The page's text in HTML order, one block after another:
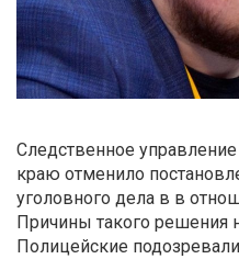
Следственное
краю отменило
уголовного дела в в
Причины такого решения
Полицейские